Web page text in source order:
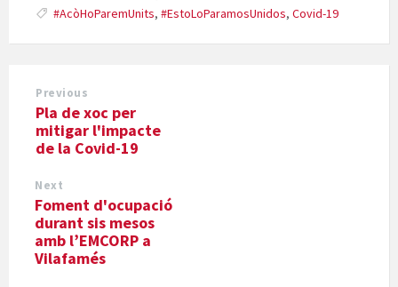
#AcòHoParemUnits, #EstoLoParamosUnidos, Covid-19
Previous
Pla de xoc per
mitigar l'impacte
de la Covid-19
Next
Foment d'ocupació
durant sis mesos
amb l’EMCORP a
Vilafamés